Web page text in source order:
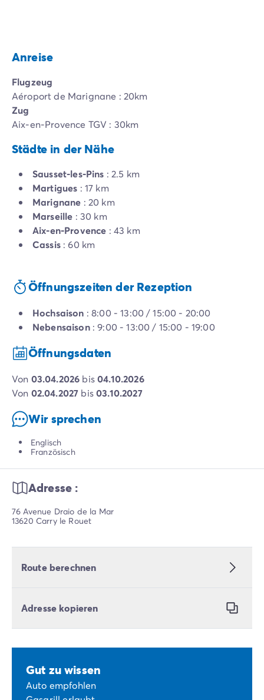
Anreise
Flugzeug
Aéroport de Marignane : 20km
Zug
Aix-en-Provence TGV : 30km
Städte in der Nähe
Sausset-les-Pins : 2.5 km
Martigues : 17 km
Marignane : 20 km
Marseille : 30 km
Aix-en-Provence : 43 km
Cassis: 60 km
Öffnungszeiten der Rezeption
Hochsaison : 8:00 - 13:00 / 15:00 - 20:00
Nebensaison: 9:00 - 13:00 / 15:00 - 19:00
Öffnungsdaten
von 03.04.2026 bis04.10.2026
von 02.04.2027 bis03.10.2027
Wir sprechen
Englisch
Französisch
Adresse :
76 Avenue Draio de la Mar
13620 Carry le Rouet
Route berechnen
Adresse kopieren
Gut zu wissen
Auto empfohlen